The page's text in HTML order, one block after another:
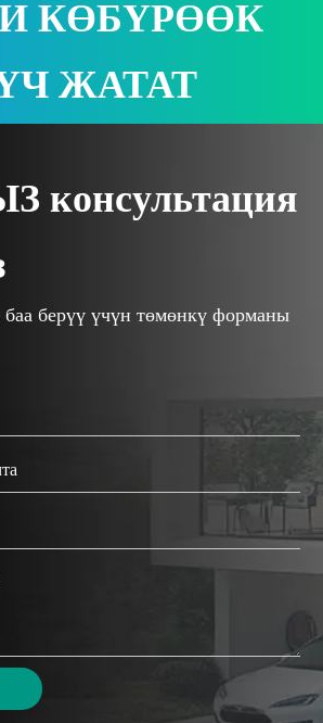
КӨБҮРӨӨК
ЖАТАТ
консультация
берүү үчүн төмөнкү форманы